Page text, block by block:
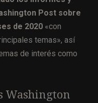
Post sobre
de 2020 «con
temas», así
de interés como
Washington